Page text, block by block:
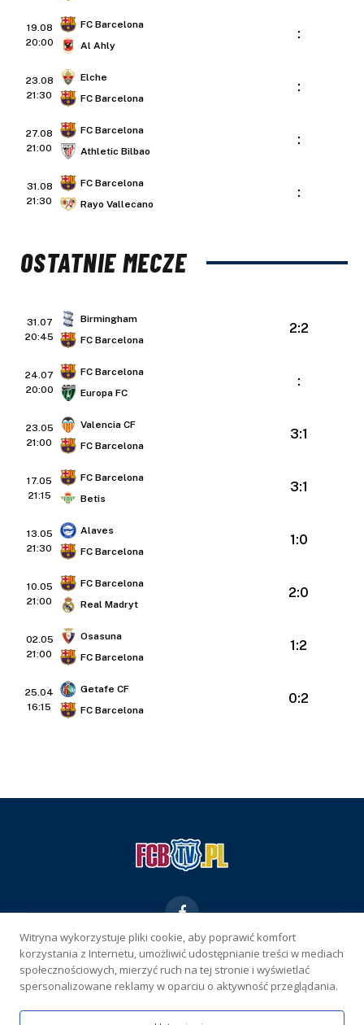
19.08
20:00
FC Barcelona
Al Ahly
:
23.08
21:30
Elche
FC Barcelona
:
27.08
21:00
FC Barcelona
Athletic Bilbao
:
31.08
21:30
FC Barcelona
Rayo Vallecano
:
OSTATNIE MECZE
31.07
20:45
Birmingham
FC Barcelona
2:2
24.07
20:00
FC Barcelona
Europa FC
:
23.05
21:00
Valencia CF
FC Barcelona
3:1
17.05
21:15
FC Barcelona
Betis
3:1
13.05
21:30
Alaves
FC Barcelona
1:0
10.05
21:00
FC Barcelona
Real Madryt
2:0
02.05
21:00
Osasuna
FC Barcelona
1:2
25.04
16:15
Getafe CF
FC Barcelona
0:2
KONTAKT REKLAMA POLITYKA PRYWATNOŚCI
WŁAŚCICIEL SERWISU
Witryna wykorzystuje pliki cookie, aby poprawić komfort
korzystania z Internetu, umożliwić udostępnianie treści w mediach
społecznościowych, mierzyć ruch na tej stronie i wyświetlać
spersonalizowane reklamy w oparciu o aktywność przeglądania.